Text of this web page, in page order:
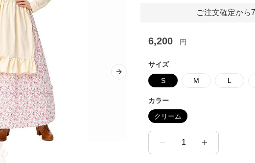
Next slide
ご注文確定から
6,200 円
サイズ
S M L
カラー
クリーム
1